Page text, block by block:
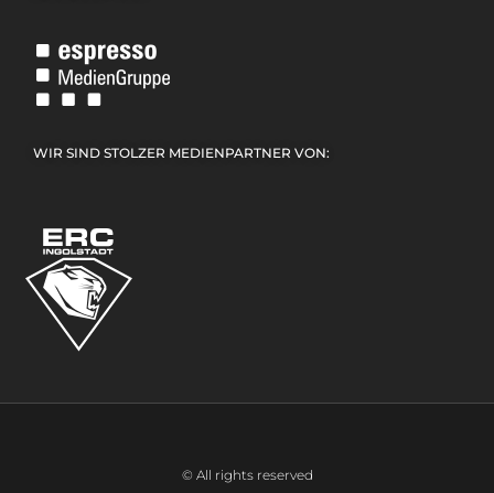
WIR SIND STOLZER MEDIENPARTNER VON:
© All rights reserved